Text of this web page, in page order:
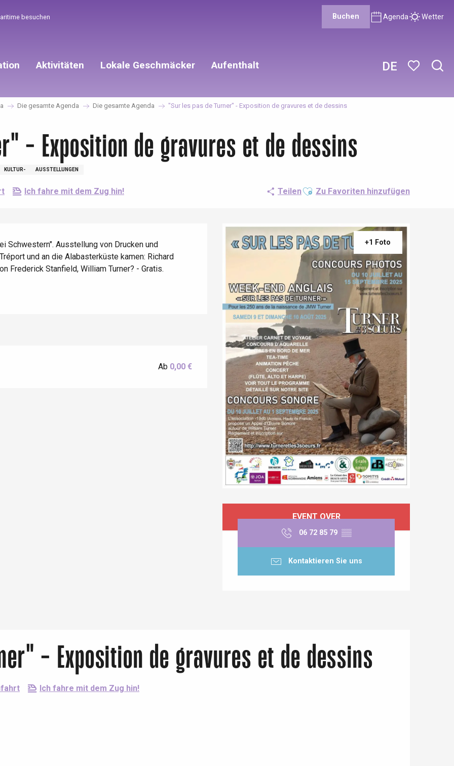
DE
besuchen Buchen Agenda Wetter
Aktivitäten Lokale Geschmäcker Aufenthalt
Die gesamte Agenda Die gesamte Agenda "Sur les pas de Turner" - Exposition de gravures et de dessins
- Exposition de gravures et de dessins
KULTUR- AUSSTELLUNGEN
Ich fahre mit dem Zug hin! TeilenAjouter aux favoris
Zu Favoriten hinzufügen
+1 Foto
Öffnungszeiten & Kontaktdaten
EVENT OVER
06 72 85 79 ▒▒
Kontaktieren Sie uns
Schwestern". Ausstellung von Drucken und
und an die Alabasterküste kamen: Richard
Frederick Stanfield, William Turner? - Gratis.
Ab 0,00 €
- Exposition de gravures et de dessins
Ich fahre mit dem Zug hin!